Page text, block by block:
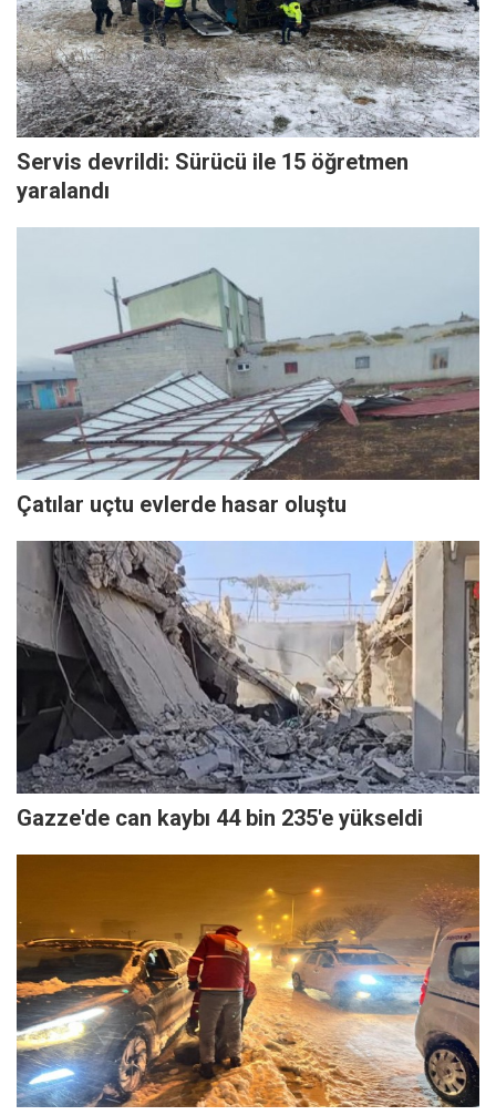
Servis devrildi: Sürücü ile 15 öğretmen
yaralandı
Çatılar uçtu evlerde hasar oluştu
Gazze'de can kaybı 44 bin 235'e yükseldi